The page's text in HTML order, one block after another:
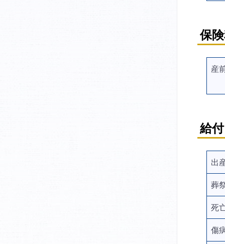
保
産
給付
出
葬
死
傷